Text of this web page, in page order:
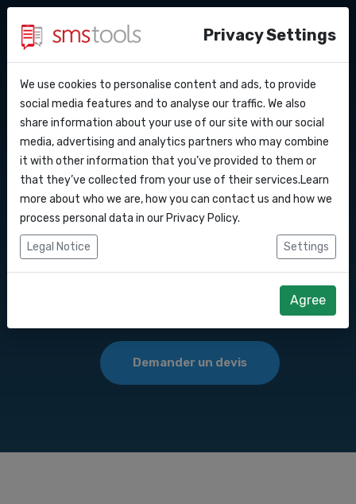
API Docs
Webhooks
Intégrations
Zapier
Pourquoi smstools ?
Blog
Service level agreement
Contact
Demander une offre
Envoyer des SMS en
masse vers ce pays :
Logiciel de marketing SMS ou passerelle
d'API SMS pour envoyer des SMS vers ce
Demander un devis
Privacy Settings
We use cookies to personalise content and ads, to provide
social media features and to analyse our traffic. We also
share information about your use of our site with our social
media, advertising and analytics partners who may combine
it with other information that you’ve provided to them or
that they’ve collected from your use of their services.Learn
more about who we are, how you can contact us and how we
process personal data in our Privacy Policy.
Legal Notice Settings
Agree